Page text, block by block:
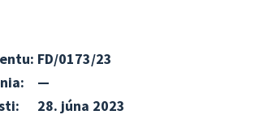
FD/0173/23
—
28. júna 2023